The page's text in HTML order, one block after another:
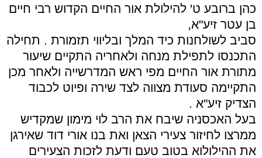
כהן ברובע ט' להילולת אור החיים הקדוש רבי חיים
בן עטר זיע"א,
סביב לשולחנות כיד המלך ובליווי תזמורת . תחילה
התכנסו לתפילת מנחה ולאחריה התקיים שיעור
מתורת אור החיים מפי ראש המדרשייה ולאחר מכן
התקיימה סעודת מצווה לצד שירה ופיוט לכבוד
הצדיק זיע"א .
בעל האכסניה שיבח את הרב לוי מימון שמקדיש
ממרצו לחיזור צעירי הצאן ואת בנו אורי דוד שאירגן
את ההילולוא בטוב טעם ודעת לזכות הצעירים